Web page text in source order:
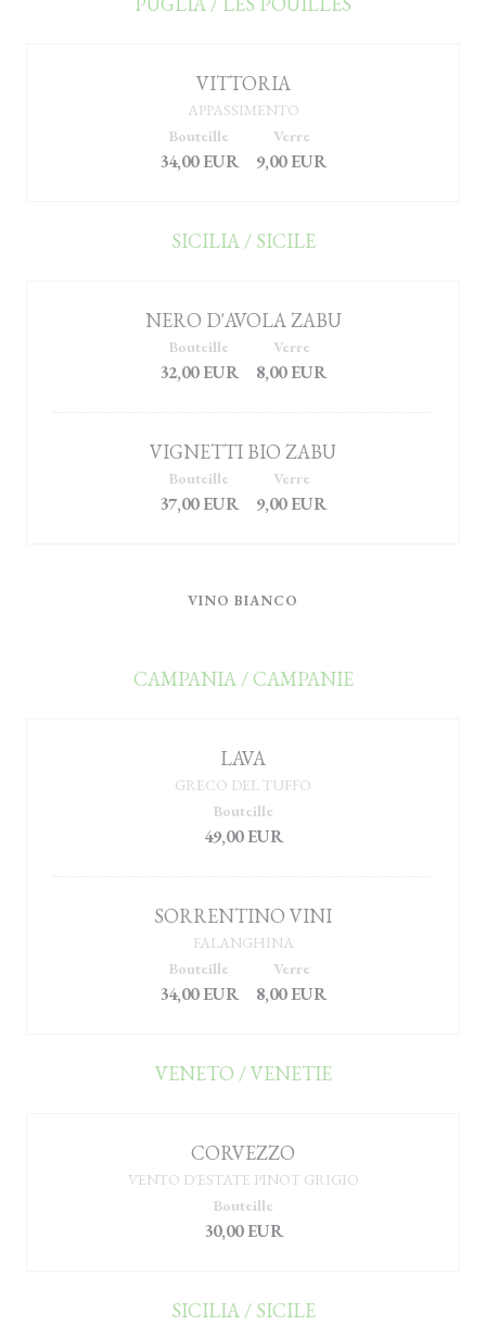
VITTORIA
APPASSIMENTO
34,00 EUR
Bouteille
9,00 EUR
Verre
SICILIA / SICILE
NERO D'AVOLA ZABU
32,00 EUR
Bouteille
8,00 EUR
Verre
VIGNETTI BIO ZABU
37,00 EUR
Bouteille
9,00 EUR
Verre
VINO BIANCO
CAMPANIA / CAMPANIE
LAVA
GRECO DEL TUFFO
49,00 EUR
Bouteille
SORRENTINO VINI
FALANGHINA
34,00 EUR
Bouteille
8,00 EUR
Verre
VENETO / VENETIE
CORVEZZO
VENTO D'ESTATE PINOT GRIGIO
30,00 EUR
Bouteille
SICILIA / SICILE